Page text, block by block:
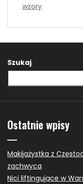
wzory
Szukaj
Ostatnie wpisy
Makijażystka z
zachwyca
Nici liftingujące w